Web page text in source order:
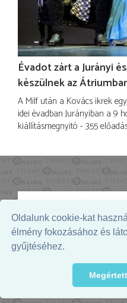
Oldalunk cookie-kat
élmény fokozásához és
gyűjtéséhez.
Évadot zárt a Jurányi
készülnek az
A Milf után a Kovács ikrek
idei évadban Jurányiban a 9
kiállításmegnyitó - 355
Az oldal megjelenését
© 2026. - THEATER Online -